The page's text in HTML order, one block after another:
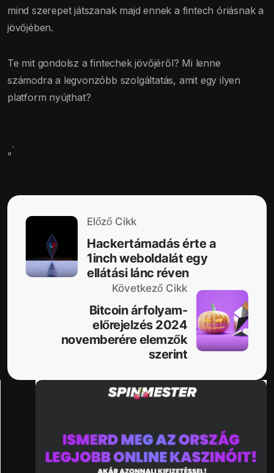
mind szerepet játszanak majd ennek a fintech óriásnak a
jövőjében.
Te mit gondolsz a fintechek jövőjéről? Mi lenne
számodra a legvonzóbb szolgáltatás, amit egy ilyen
platform nyújthat?
„`
Előző Cikk
Hackertámadás érte a
1inch weboldalát egy
ellátási lánc réven
Következő Cikk
Bitcoin árfolyam-
előrejelzés 2024
novemberére elemzők
szerint